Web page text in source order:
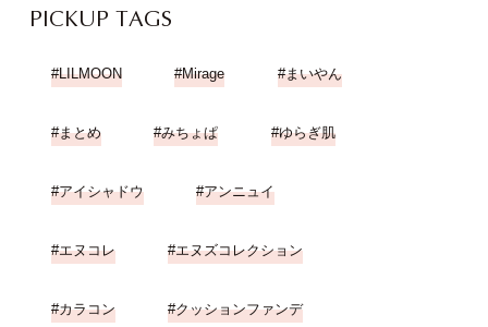
PICKUP TAGS
LILMOON Mirage まいやん
まとめ みちょぱ ゆらぎ肌
アイシャドウ アンニュイ
エヌコレ エヌズコレクション
カラコン クッションファンデ